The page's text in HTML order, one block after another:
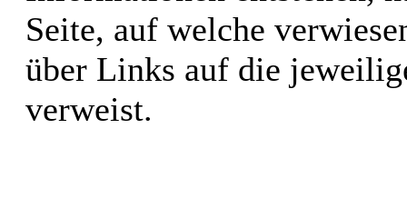
Seite, auf welche
über Links auf die
verweist.